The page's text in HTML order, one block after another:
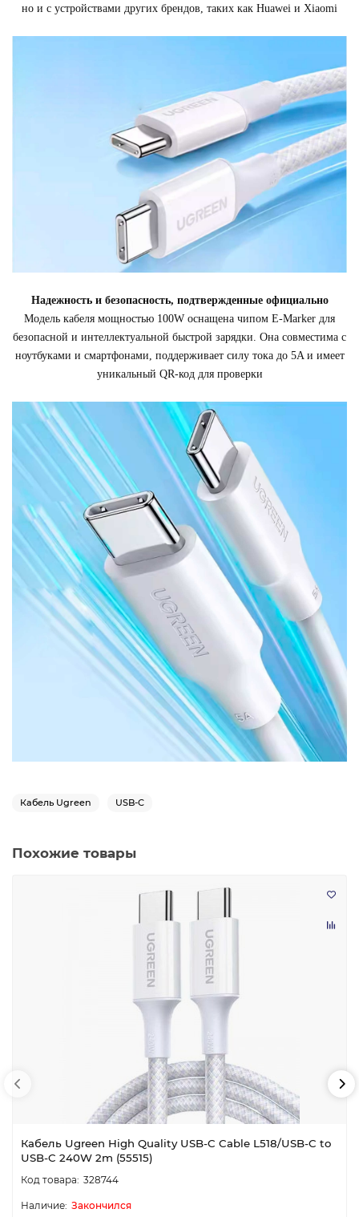
но и с устройствами других брендов, таких как Huawei и Xiaomi
Надежность и безопасность, подтвержденные официально
Модель кабеля мощностью 100W оснащена чипом E-Marker для
безопасной и интеллектуальной быстрой зарядки. Она совместима с
ноутбуками и смартфонами, поддерживает силу тока до 5A и имеет
уникальный QR-код для проверки
Кабель Ugreen USB-C
Похожие товары
Кабель Ugreen High Quality USB-C Cable L518/USB-C to
USB-C 240W 2m (55515)
328744
Закончился